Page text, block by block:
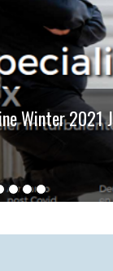
Winter 2021